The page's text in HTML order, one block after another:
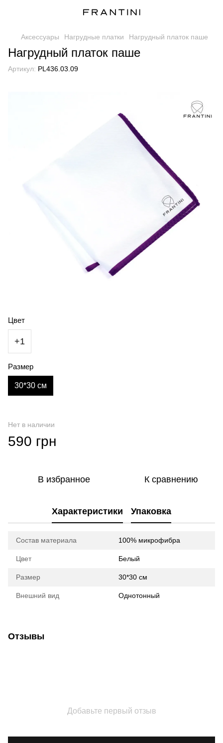
Аксессуары Нагрудные платки Нагрудный платок паше
Нагрудный платок паше
Артикул: PL436.03.09
Цвет
+1
Размер
30*30 см
Нет в наличии
590 грн
В избранное К сравнению
Характеристики Упаковка
Состав материала 100% микрофибра
Цвет Белый
Размер 30*30 см
Внешний вид Однотонный
Отзывы
Добавьте первый отзыв